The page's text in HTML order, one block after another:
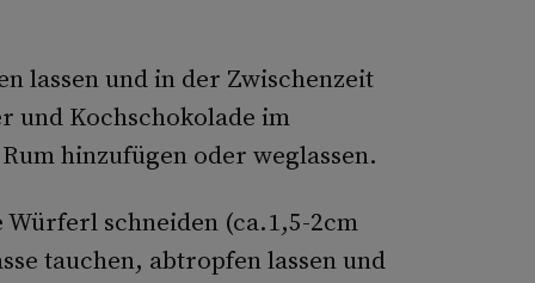
lassen und in der Zwischenzeit
und Kochschokolade im
hinzufügen oder weglassen.
schneiden (ca.1,5-2cm
tauchen, abtropfen lassen und